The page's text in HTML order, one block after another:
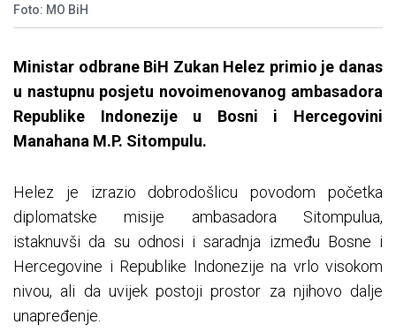
Foto: MO BiH
Ministar odbrane BiH Zukan Helez primio je danas
u nastupnu posjetu novoimenovanog ambasadora
Republike Indonezije u Bosni i Hercegovini
Manahana M.P. Sitompulu.
Helez je izrazio dobrodošlicu povodom početka
diplomatske misije ambasadora Sitompulua,
istaknuvši da su odnosi i saradnja između Bosne i
Hercegovine i Republike Indonezije na vrlo visokom
nivou, ali da uvijek postoji prostor za njihovo dalje
unapređenje.